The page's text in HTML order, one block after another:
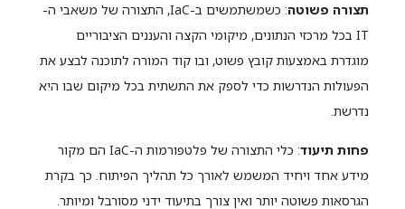
תצורה פשוטה
: כשמשתמשים ב-IaC, התצורה של משאבי ה-
IT בכל מרכזי הנתונים, מיקומי הקצה והעננים הציבוריים
מוגדרת באמצעות קובץ פשוט, ובו קוד המורה לתוכנה לבצע את
הפעולות הנדרשות כדי לספק את התשתית בכל מיקום שבו היא
נדרשת.
פחות תיעוד
: כלי התצורה של פלטפורמות ה-IaC הם מקור
מידע אחד ויחיד המשמש לאורך כל תהליך הפיתוח. כך בקרת
הגרסאות פשוטה יותר ואין צורך בתיעוד ידני מסורבל ומיותר.